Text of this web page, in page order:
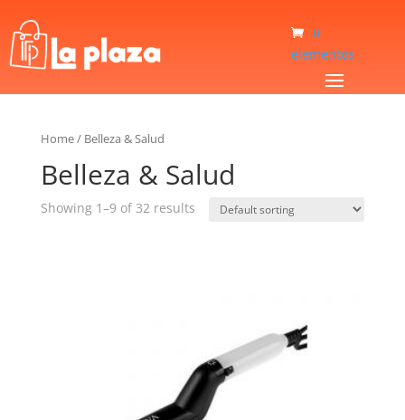
0
elementos
Home/ Belleza & Salud
Belleza & Salud
Showing 1–9 of 32 results